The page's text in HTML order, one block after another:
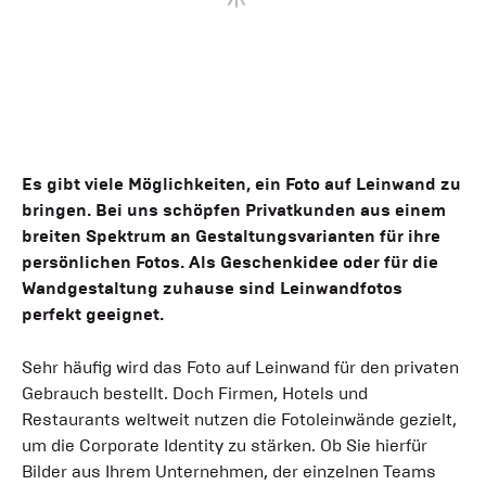
Es gibt viele Möglichkeiten, ein Foto auf Leinwand zu
bringen. Bei uns schöpfen Privatkunden aus einem
breiten Spektrum an Gestaltungsvarianten für ihre
persönlichen Fotos. Als Geschenkidee oder für die
Wandgestaltung zuhause sind Leinwandfotos
perfekt geeignet.
Sehr häufig wird das Foto auf Leinwand für den privaten
Gebrauch bestellt. Doch Firmen, Hotels und
Restaurants weltweit nutzen die Fotoleinwände gezielt,
um die Corporate Identity zu stärken. Ob Sie hierfür
Bilder aus Ihrem Unternehmen, der einzelnen Teams